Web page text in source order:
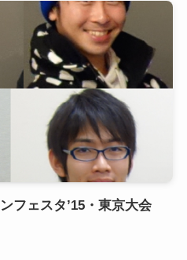
フェスタ’15・東京大会